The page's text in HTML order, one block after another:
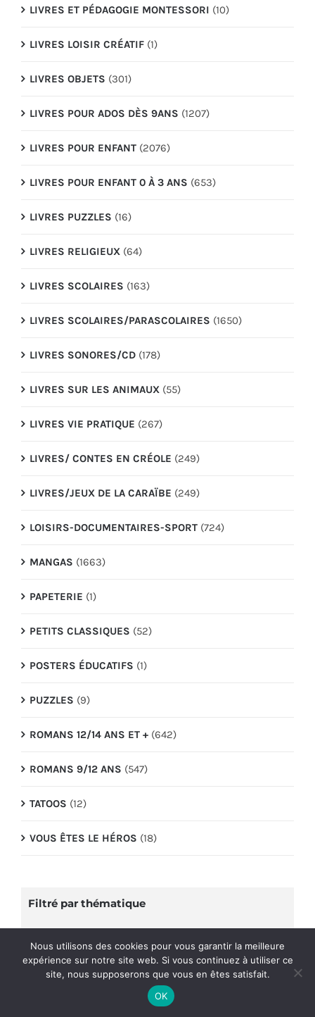
LIVRES ET PÉDAGOGIE MONTESSORI (10)
LIVRES LOISIR CRÉATIF (1)
LIVRES OBJETS (301)
LIVRES POUR ADOS DÈS 9ANS (1207)
LIVRES POUR ENFANT (2076)
LIVRES POUR ENFANT 0 À 3 ANS (653)
LIVRES PUZZLES (16)
LIVRES RELIGIEUX (64)
LIVRES SCOLAIRES (163)
LIVRES SCOLAIRES/PARASCOLAIRES (1650)
LIVRES SONORES/CD (178)
LIVRES SUR LES ANIMAUX (55)
LIVRES VIE PRATIQUE (267)
LIVRES/ CONTES EN CRÉOLE (249)
LIVRES/JEUX DE LA CARAÏBE (249)
LOISIRS-DOCUMENTAIRES-SPORT (724)
MANGAS (1663)
PAPETERIE (1)
PETITS CLASSIQUES (52)
POSTERS ÉDUCATIFS (1)
PUZZLES (9)
ROMANS 12/14 ANS ET + (642)
ROMANS 9/12 ANS (547)
TATOOS (12)
VOUS ÊTES LE HÉROS (18)
Filtré par thématique
Libellé du thème
Nous utilisons des cookies pour vous garantir la meilleure
expérience sur notre site web. Si vous continuez à utiliser ce
site, nous supposerons que vous en êtes satisfait.
OK